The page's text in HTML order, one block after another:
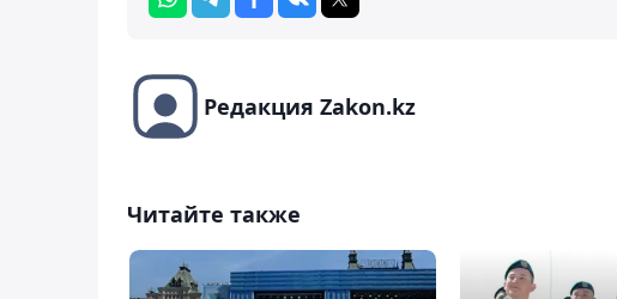
Редакция Zakon.kz
Читайте также